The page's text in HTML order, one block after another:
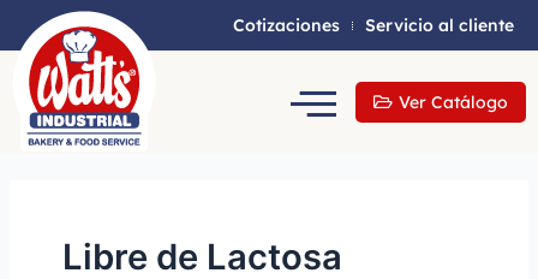
Cotizaciones Servicio al cliente
Ver Catálogo
Libre de Lactosa